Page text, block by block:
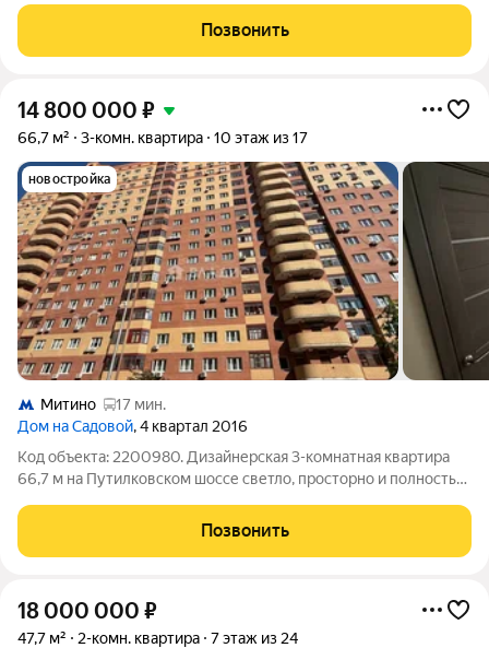
сигнализация. Шикарное расположение, все в пешей
доступности . До метро
Позвонить
14 800 000 ₽
66,7 м² 3-комн. квартира 10 этаж из 17
новостройка
Митино
17 мин.
Дом на Садовой, 4 квартал 2016
Код объекта: 2200980. Дизайнерская 3-комнатная квартира
66,7 м на Путилковском шоссе светло, просторно и полностью
воздуха, а продуманная планировка с тремя изолированными
комнатами делает
Позвонить
18 000 000 ₽
47,7 м² 2-комн. квартира 7 этаж из 24